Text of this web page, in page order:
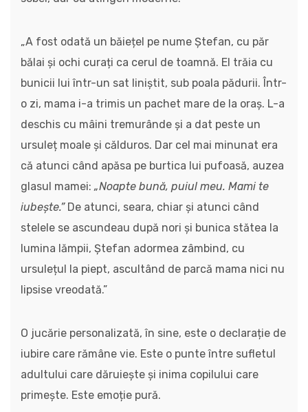
„A fost odată un băiețel pe nume Ștefan, cu păr
bălai și ochi curați ca cerul de toamnă. El trăia cu
bunicii lui într-un sat liniștit, sub poala pădurii. Într-
o zi, mama i-a trimis un pachet mare de la oraș. L-a
deschis cu mâini tremurânde și a dat peste un
ursuleț moale și călduros. Dar cel mai minunat era
că atunci când apăsa pe burtica lui pufoasă, auzea
glasul mamei: „Noapte bună, puiul meu. Mami te
iubește.”De atunci, seara, chiar și atunci când
stelele se ascundeau după nori și bunica stătea la
lumina lămpii, Ștefan adormea zâmbind, cu
ursulețul la piept, ascultând de parcă mama nici nu
lipsise vreodată.”
O jucărie personalizată, în sine, este o declarație de
iubire care rămâne vie. Este o punte între sufletul
adultului care dăruiește și inima copilului care
primește. Este emoție pură.